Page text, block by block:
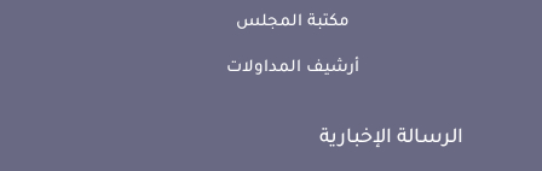
مكتبة المجلس
أرشيف المداولات
الرسالة الإخبارية